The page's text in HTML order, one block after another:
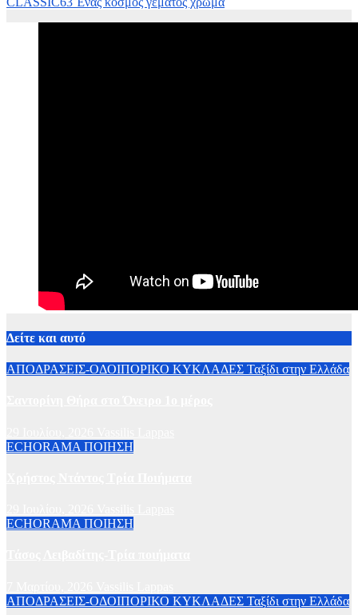
Δείτε και αυτό
ΑΠΟΔΡΑΣΕΙΣ-ΟΔΟΙΠΟΡΙΚΟ ΚΥΚΛΑΔΕΣ Ταξίδι στην Ελλάδα
ECHORAMA ΠΟΙΗΣΗ
ECHORAMA ΠΟΙΗΣΗ
ΑΠΟΔΡΑΣΕΙΣ-ΟΔΟΙΠΟΡΙΚΟ ΚΥΚΛΑΔΕΣ Ταξίδι στην Ελλάδα